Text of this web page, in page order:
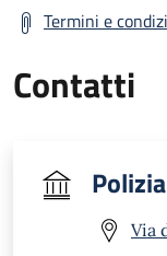
Termini e
Contatti
Via